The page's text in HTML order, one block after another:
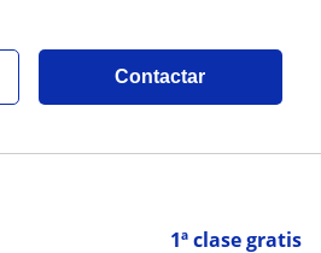
Contactar
1ª clase gratis